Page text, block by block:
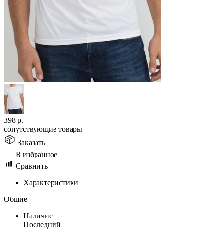
398 р.
сопутствующие товары
Заказать
В избранное
Сравнить
Характеристики
Общие
Наличие
Последний